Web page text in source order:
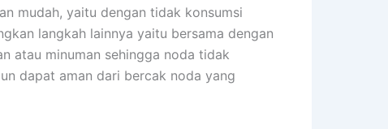
mudah, yaitu dengan tidak konsumsi
langkah lainnya yaitu bersama dengan
atau minuman sehingga noda tidak
dapat aman dari bercak noda yang